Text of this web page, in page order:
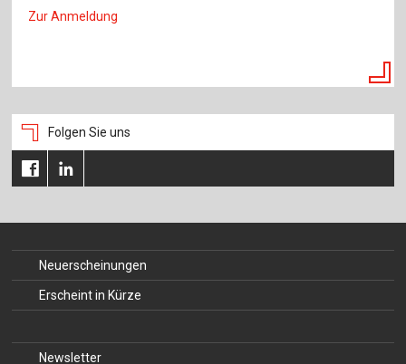
Zur Anmeldung
Folgen Sie uns
Neuerscheinungen
Erscheint in Kürze
Newsletter